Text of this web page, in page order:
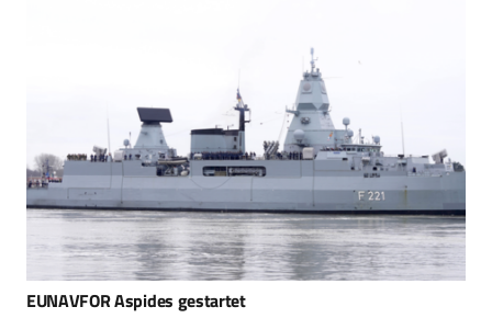
NATO-Gipfel: Wieder US-Langstreckenwaffen in